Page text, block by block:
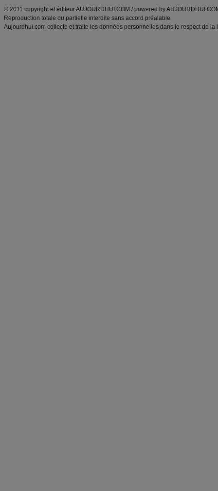
© 2011 copyright et éditeur AUJOURDHUI.COM / powered by
Reproduction totale ou partielle interdite sans accord préalable.
Aujourdhui.com collecte et traite les données personnelles dans le respect de